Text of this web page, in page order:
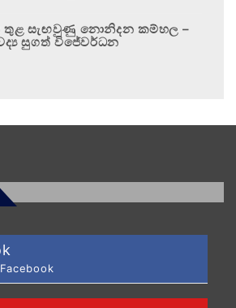
තුළ සැඟවුණු නොනිදන කම්හල –
සුගත් විජේවර්ධන